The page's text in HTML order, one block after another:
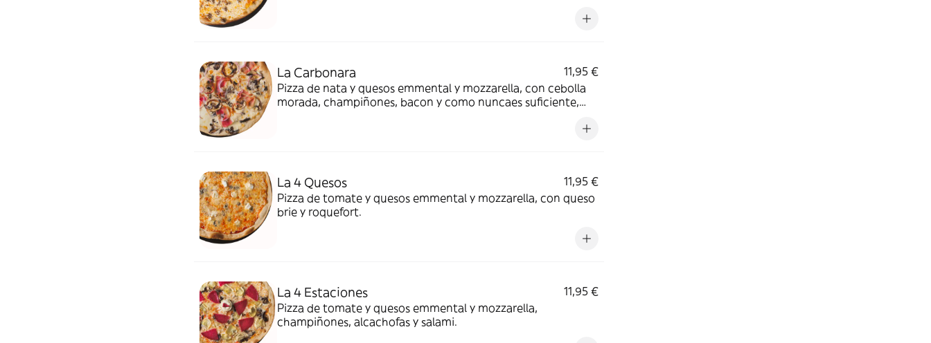
La Carbonara
11,95 €
Pizza de nata y quesos emmental y mozzarella, con cebolla
morada, champiñones, bacon y como nuncaes suficiente,
La 4 Quesos
11,95 €
Pizza de tomate y quesos emmental y mozzarella, con queso
brie y roquefort.
La 4 Estaciones
11,95 €
Pizza de tomate y quesos emmental y mozzarella,
champiñones, alcachofas y salami.